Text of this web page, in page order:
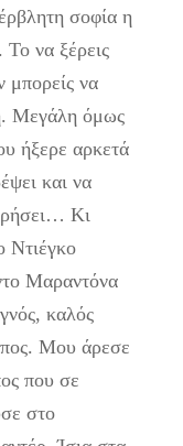
σοφία η
Το να ξέρεις
μπορείς να
Μεγάλη όμως
ήξερε αρκετά
και να
Κι
Ντιέγκο
Μαραντόνα
καλός
Μου άρεσε
που σε
στο